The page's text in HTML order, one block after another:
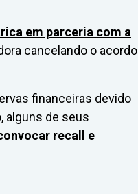
em parceria com a
cancelando o acordo
financeiras devido
alguns de seus
recall e